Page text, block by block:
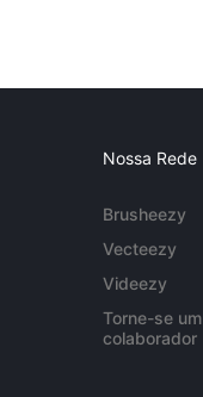
Nossa Rede
Brusheezy
Vecteezy
Videezy
Torne-se um
colaborador